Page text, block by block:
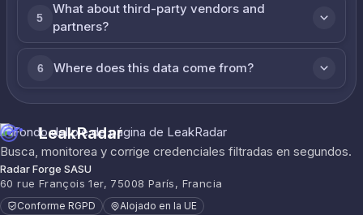
5
What about third-party vendors and
partners?
6 Where does this data come from?
LeakRadar
Busca, monitorea y corrige credenciales filtradas en segundos.
Radar Forge SASU
60 rue François 1er, 75008 París, Francia
Conforme RGPD Alojado en la UE